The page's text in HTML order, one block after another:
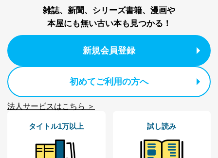
じて、個人情報保護マネジメントシステムを継続的に改
善し、常に最良の状態を維持します。
ステムに関するご相談及び苦情については以下までご連
適切、かつ迅速に対応させていただきます。
株式会社富士山マガジンサービス 個人情報問い合わせ
TEL：0570-200-223
FAX：03-5459-7073
cs@fujisan.co.jp
改訂：2025年2月20日
雑誌、新聞、シリーズ書籍、漫画や
本屋にも無い古い本も見つかる！
新規会員登録
初めてご利用の方へ
法人サービスはこちら ＞
タイトル1万以上 試し読み